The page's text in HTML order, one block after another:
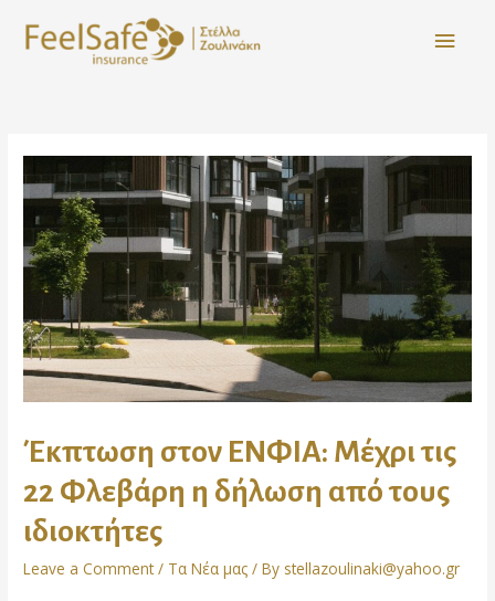
Έκπτωση στον ΕΝΦΙΑ: Μέχρι τις
22 Φλεβάρη η δήλωση από τους
ιδιοκτήτες
Leave a Comment / Τα Νέα μας / By stellazoulinaki@yahoo.gr